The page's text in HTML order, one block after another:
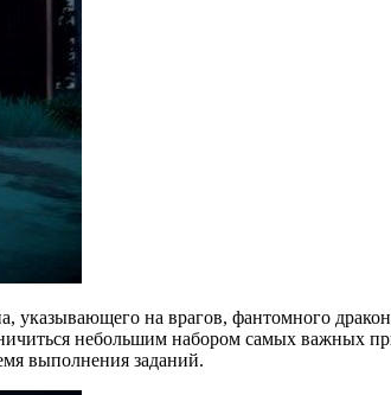
указывающего на врагов, фантомного
небольшим набором самых важных
выполнения заданий.